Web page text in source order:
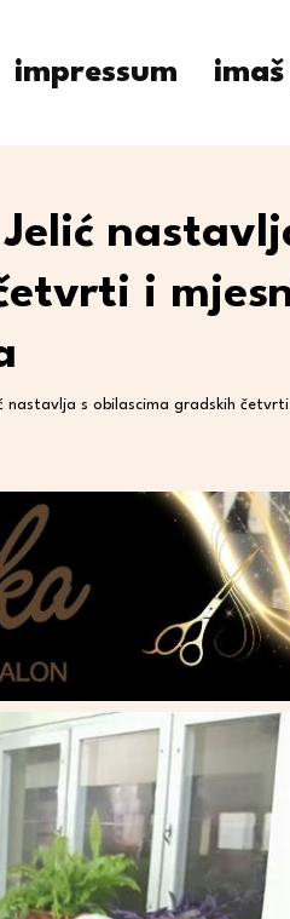
impressum
i
nastavlja s obilascima gradskih četvrti